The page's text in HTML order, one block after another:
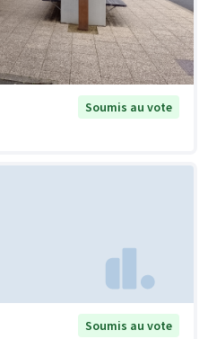
Soumis au vote
Soumis au vote